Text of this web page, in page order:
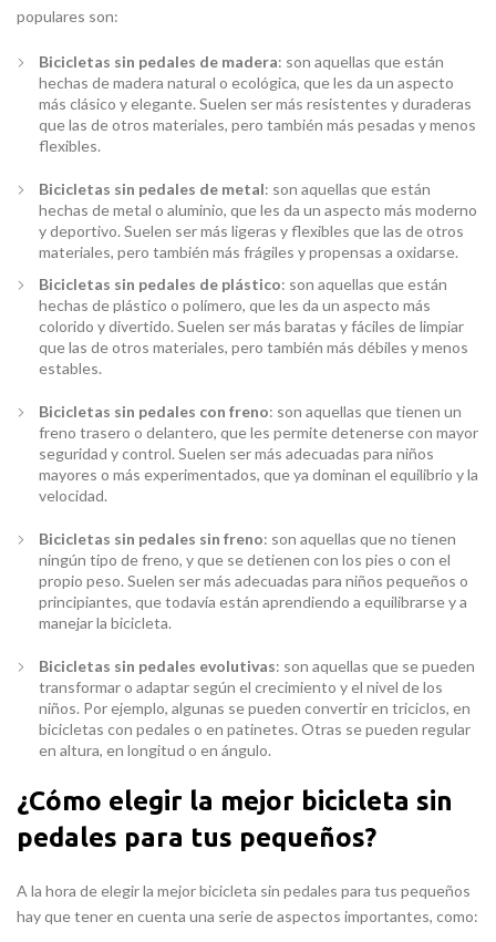
populares son:
Bicicletas sin pedales de madera: son aquellas que están
hechas de madera natural o ecológica, que les da un aspecto
más clásico y elegante. Suelen ser más resistentes y duraderas
que las de otros materiales, pero también más pesadas y menos
flexibles.
Bicicletas sin pedales de metal: son aquellas que están
hechas de metal o aluminio, que les da un aspecto más moderno
y deportivo. Suelen ser más ligeras y flexibles que las de otros
materiales, pero también más frágiles y propensas a oxidarse.
Bicicletas sin pedales de plástico: son aquellas que están
hechas de plástico o polímero, que les da un aspecto más
colorido y divertido. Suelen ser más baratas y fáciles de limpiar
que las de otros materiales, pero también más débiles y menos
estables.
Bicicletas sin pedales con freno: son aquellas que tienen un
freno trasero o delantero, que les permite detenerse con mayor
seguridad y control. Suelen ser más adecuadas para niños
mayores o más experimentados, que ya dominan el equilibrio y la
velocidad.
Bicicletas sin pedales sin freno: son aquellas que no tienen
ningún tipo de freno, y que se detienen con los pies o con el
propio peso. Suelen ser más adecuadas para niños pequeños o
principiantes, que todavía están aprendiendo a equilibrarse y a
manejar la bicicleta.
Bicicletas sin pedales evolutivas: son aquellas que se pueden
transformar o adaptar según el crecimiento y el nivel de los
niños. Por ejemplo, algunas se pueden convertir en triciclos, en
bicicletas con pedales o en patinetes. Otras se pueden regular
en altura, en longitud o en ángulo.
¿Cómo elegir la mejor bicicleta sin
pedales para tus pequeños?
A la hora de elegir la mejor bicicleta sin pedales para tus pequeños
hay que tener en cuenta una serie de aspectos importantes, como: